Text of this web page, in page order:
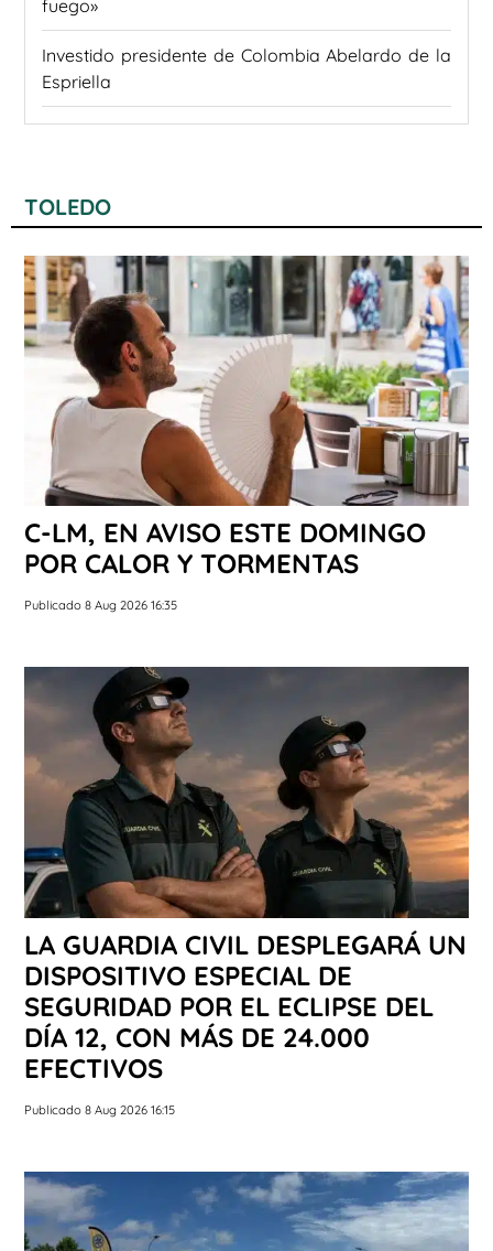
fuego»
Investido presidente de Colombia Abelardo de la
Espriella
TOLEDO
C-LM, EN AVISO ESTE DOMINGO
POR CALOR Y TORMENTAS
Publicado 8 Aug 2026 16:35
LA GUARDIA CIVIL DESPLEGARÁ UN
DISPOSITIVO ESPECIAL DE
SEGURIDAD POR EL ECLIPSE DEL
DÍA 12, CON MÁS DE 24.000
EFECTIVOS
Publicado 8 Aug 2026 16:15